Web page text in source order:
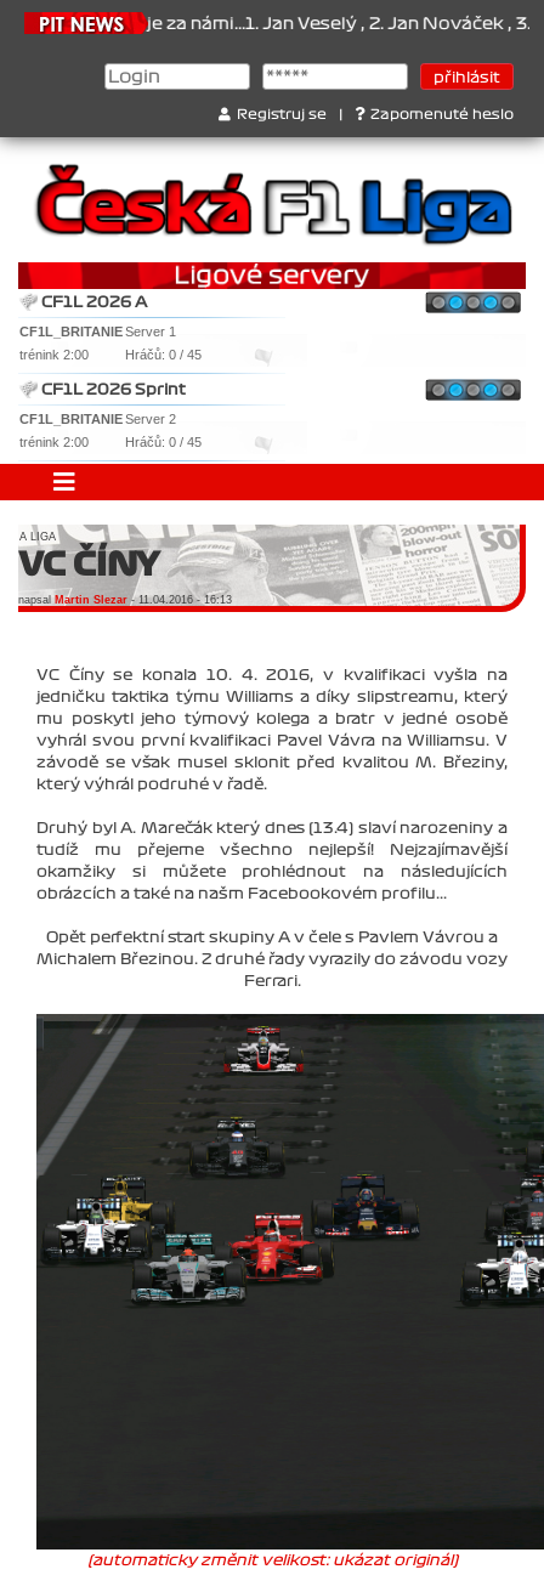
je za námi...1. Jan Veselý , 2. Jan Nováček , 3. Jakub Chmelík
Registruj se Zapomenuté heslo
CF1L 2026 A
CF1L_BRITANIEServer 1
trénink 2:00
Hráčů: 0 / 45
CF1L 2026 Sprint
CF1L_BRITANIEServer 2
trénink 2:00
Hráčů: 0 / 45
A LIGA
VC ČÍNY
napsal Martin Slezar - 11.04.2016 - 16:13
VC Číny se konala 10. 4. 2016, v kvalifikaci vyšla na
jedničku taktika týmu Williams a díky slipstreamu, který
mu poskytl jeho týmový kolega a bratr v jedné osobě
vyhrál svou první kvalifikaci Pavel Vávra na Williamsu. V
závodě se však musel sklonit před kvalitou M. Březiny,
který výhrál podruhé v řadě.
Druhý byl A. Marečák který dnes (13.4) slaví narozeniny a
tudíž mu přejeme všechno nejlepší! Nejzajímavější
okamžiky si můžete prohlédnout na následujících
obrázcích a také na našm Facebookovém profilu...
Opět perfektní start skupiny A v čele s Pavlem Vávrou a
Michalem Březinou. Z druhé řady vyrazily do závodu vozy
Ferrari.
(automaticky změnit velikost: ukázat originál)